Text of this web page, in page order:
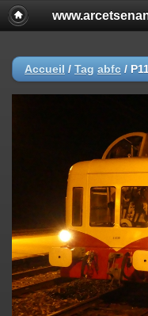
Accueil / Tag abfc /